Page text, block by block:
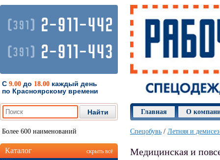
(391) 2-911-442
(391) 2-911-443
С 9.00 до 18.00 каждый день
по Красноярскому времени
Главная О
Более 600 наименований
Каталог скрыть всё
Спецобувь / Летняя и
Медицинская и